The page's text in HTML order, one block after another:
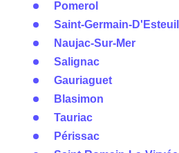
Pomerol
Saint-Germain-D'Esteuil
Naujac-Sur-Mer
Salignac
Gauriaguet
Blasimon
Tauriac
Périssac